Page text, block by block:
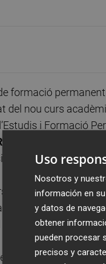
formació
del nou curs
i Formació
de cinema» a
per a Majors
programa de
representa un
d’Estudis i
Uso
Nosotros y
información en
y datos de
obtener
pueden procesar
precisos y